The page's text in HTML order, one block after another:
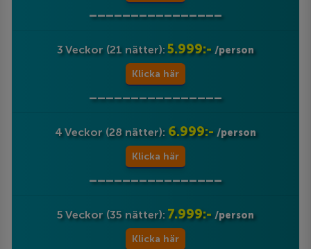
3 Veckor (21 nätter): 5.999:- /person
Klicka här
4 Veckor (28 nätter): 6.999:- /person
Klicka här
5 Veckor (35 nätter): 7.999:- /person
Klicka här